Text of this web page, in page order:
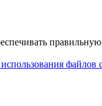
правильную
файлов